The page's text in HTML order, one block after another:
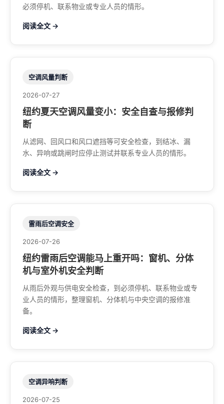
必须停机、联系物业或专业人员的情形。
阅读全文 →
空调风量判断
2026-07-27
纽约夏天空调风量变小：安全自查与报修判
断
从滤网、回风口和风口遮挡等可安全检查，到结冰、漏
水、异响或跳闸时应停止测试并联系专业人员的情形。
阅读全文 →
雷雨后空调安全
2026-07-26
纽约雷雨后空调能马上重开吗：窗机、分体
机与室外机安全判断
从雨后外观与供电安全检查，到必须停机、联系物业或专
业人员的情形，整理窗机、分体机与中央空调的报修准
备。
阅读全文 →
空调异响判断
2026-07-25